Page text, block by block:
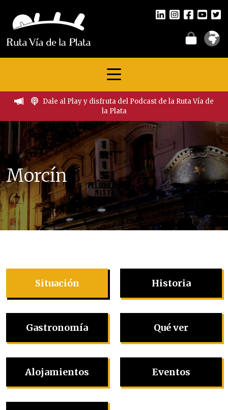
Dale al Play y disfruta del Podcast de la Ruta Vía de
la Plata
Morcín
Situación Historia
Gastronomía Qué ver
Alojamientos Eventos